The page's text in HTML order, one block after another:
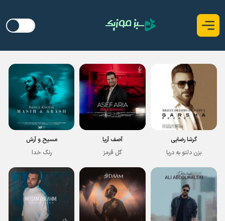
گرشا رضایی
بزن دلتو به دریا
آصف آریا
گل قرمز
مسیح و آرش
رنگ خدا